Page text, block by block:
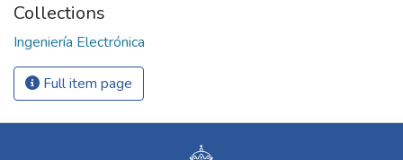
Collections
Ingeniería Electrónica
Full item page